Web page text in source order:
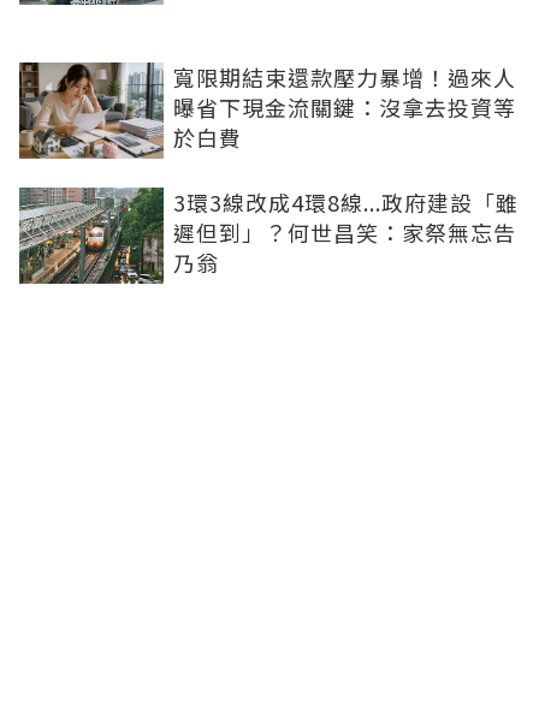
寬限期結束還款壓力暴增！過來人
曝省下現金流關鍵：沒拿去投資等
於白費
3環3線改成4環8線...政府建設「雖
遲但到」？何世昌笑：家祭無忘告
乃翁